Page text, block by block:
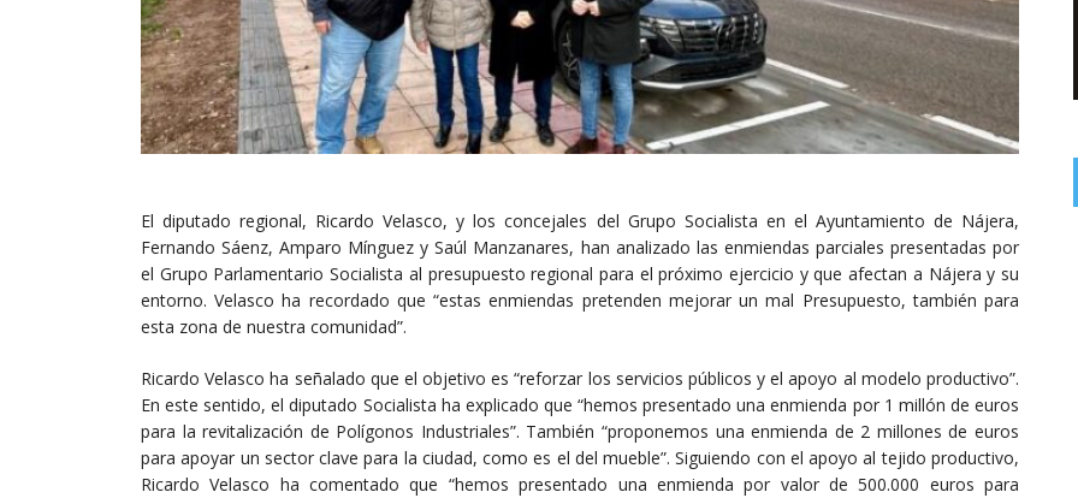
El diputado regional, Ricardo Velasco, y los concejales del Grupo Socialista en el Ayuntamiento de Nájera,
Fernando Sáenz, Amparo Mínguez y Saúl Manzanares, han analizado las enmiendas parciales presentadas por
el Grupo Parlamentario Socialista al presupuesto regional para el próximo ejercicio y que afectan a Nájera y su
entorno. Velasco ha recordado que “estas enmiendas pretenden mejorar un mal Presupuesto, también para
esta zona de nuestra comunidad”.
Ricardo Velasco ha señalado que el objetivo es “reforzar los servicios públicos y el apoyo al modelo productivo”.
En este sentido, el diputado Socialista ha explicado que “hemos presentado una enmienda por 1 millón de euros
para la revitalización de Polígonos Industriales”. También “proponemos una enmienda de 2 millones de euros
para apoyar un sector clave para la ciudad, como es el del mueble”. Siguiendo con el apoyo al tejido productivo,
Ricardo Velasco ha comentado que “hemos presentado una enmienda por valor de 500.000 euros para